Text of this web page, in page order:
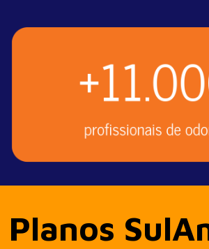
Planos